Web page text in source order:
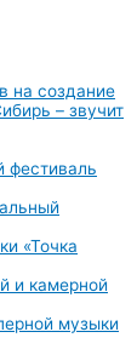
на создание
– звучит
«Точка
и камерной
музыки